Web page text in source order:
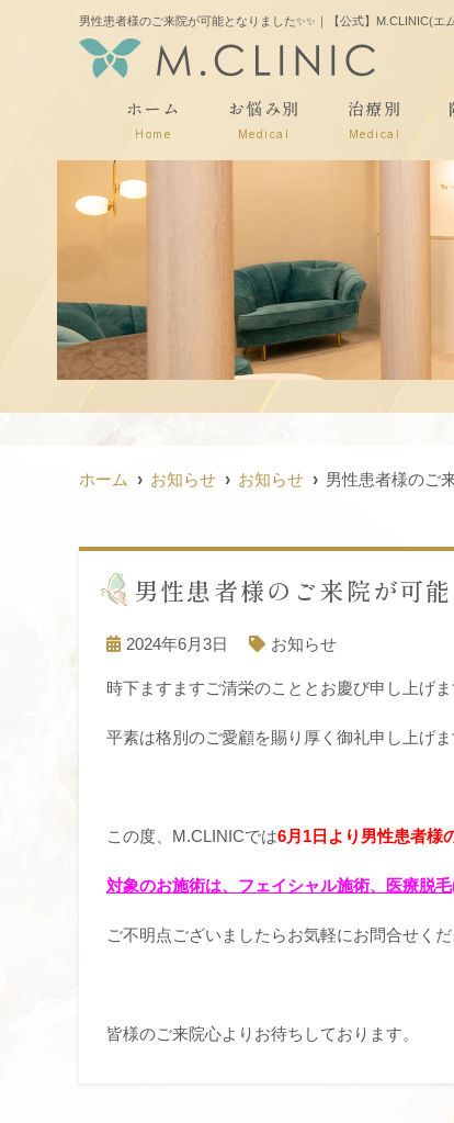
男性患者様のご来院が可能となりました✨✨｜【公式】M.CLINIC(
ホーム
Home
お悩み別
Medical
治療別
Medical
ホーム お知らせ お知らせ 男性患者様のご
男性患者様のご来院が可
2024年6月3日 お知らせ
時下ますますご清栄のこととお慶び申し上げま
平素は格別のご愛顧を賜り厚く御礼申し上げま
この度、M.CLINICでは6月1日より男性患者様
対象のお施術は、フェイシャル施術、医療脱
ご不明点ございましたらお気軽にお問合せくだ
皆様のご来院心よりお待ちしております。